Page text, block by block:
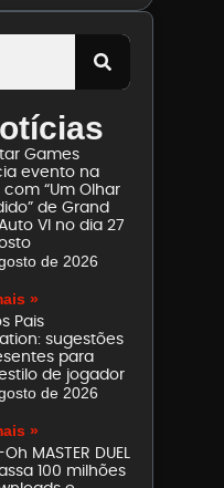
Games
evento na
com “Um Olhar
de Grand
VI no dia 27
de 2026
»
Pais
sugestões
para
de jogador
de 2026
»
MASTER DUEL
100 milhões